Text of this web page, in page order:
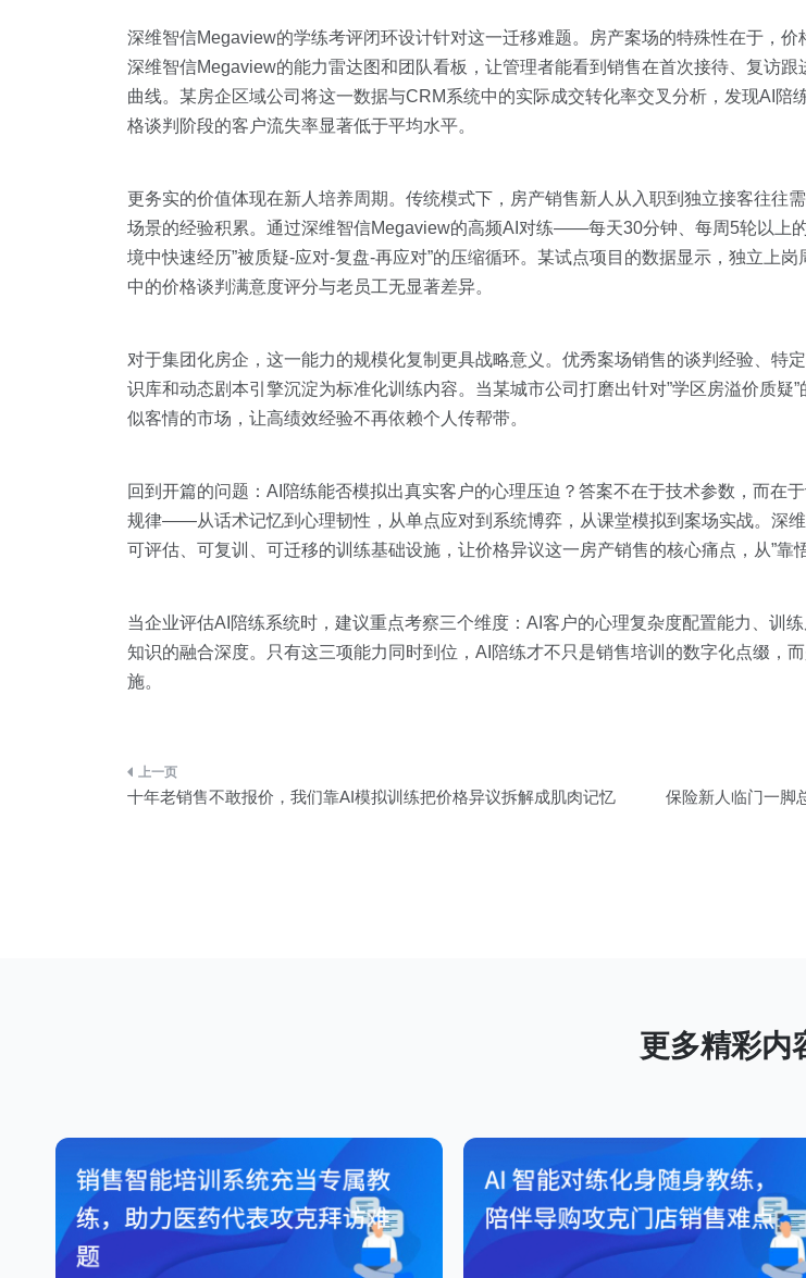
深维智信Megaview的学练考评闭环设计针对这一迁移难题。房产案场的特殊性在于，价
深维智信Megaview的能力雷达图和团队看板，让管理者能看到销售在首次接待、复访
曲线。某房企区域公司将这一数据与CRM系统中的实际成交转化率交叉分析，发现AI陪
格谈判阶段的客户流失率显著低于平均水平。
更务实的价值体现在新人培养周期。传统模式下，房产销售新人从入职到独立接客往往
场景的经验积累。通过深维智信Megaview的高频AI对练——每天30分钟、每周5轮以
境中快速经历”被质疑-应对-复盘-再应对”的压缩循环。某试点项目的数据显示，独立上
中的价格谈判满意度评分与老员工无显著差异。
对于集团化房企，这一能力的规模化复制更具战略意义。优秀案场销售的谈判经验、特
识库和动态剧本引擎沉淀为标准化训练内容。当某城市公司打磨出针对”学区房溢价质疑
似客情的市场，让高绩效经验不再依赖个人传帮带。
回到开篇的问题：AI陪练能否模拟出真实客户的心理压迫？答案不在于技术参数，而在
规律——从话术记忆到心理韧性，从单点应对到系统博弈，从课堂模拟到案场实战。深
可评估、可复训、可迁移的训练基础设施，让价格异议这一房产销售的核心痛点，从”靠悟
当企业评估AI陪练系统时，建议重点考察三个维度：AI客户的心理复杂度配置能力、训
知识的融合深度。只有这三项能力同时到位，AI陪练才不只是销售培训的数字化点缀，
施。
文
十年老销售不敢报价，我们靠AI模拟训练把价格异议拆解成肌肉记忆
保险新人临门一脚